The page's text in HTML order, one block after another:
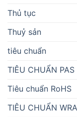
Thủ tục
Thuỷ sản
tiêu chuẩn
TIÊU CHUẨN
Tiêu chuẩn RoHS
TIÊU CHUẨN